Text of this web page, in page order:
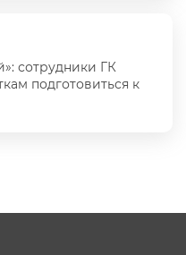
сотрудники ГК
подготовиться к